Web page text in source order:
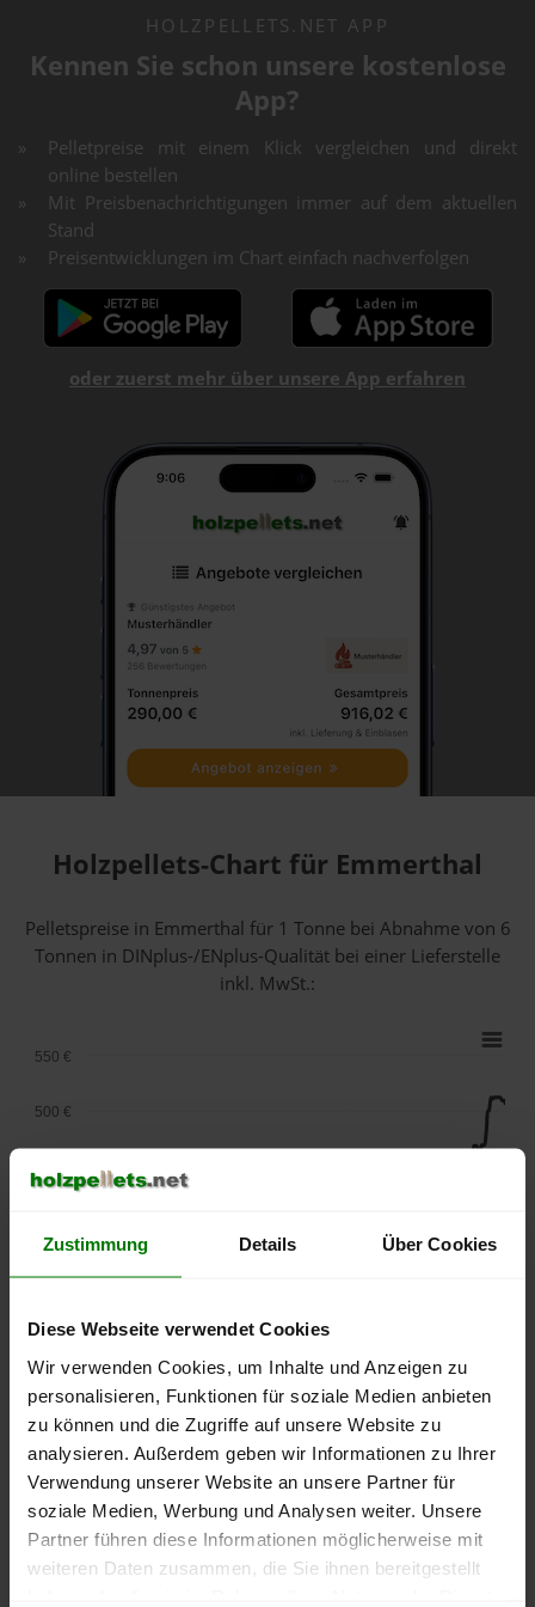
Zustimmung Details Über Cookies
Diese Webseite verwendet Cookies
Wir verwenden Cookies, um Inhalte und Anzeigen zu
personalisieren, Funktionen für soziale Medien anbieten
zu können und die Zugriffe auf unsere Website zu
analysieren. Außerdem geben wir Informationen zu Ihrer
Verwendung unserer Website an unsere Partner für
soziale Medien, Werbung und Analysen weiter. Unsere
Partner führen diese Informationen möglicherweise mit
weiteren Daten zusammen, die Sie ihnen bereitgestellt
HOLZPELLETS.NET APP
Kennen Sie schon unsere kostenlose
App?
Pelletpreise mit einem Klick vergleichen und direkt
online bestellen
Mit Preisbenachrichtigungen immer auf dem aktuellen
Stand
Preisentwicklungen im Chart einfach nachverfolgen
oder zuerst mehr über unsere App erfahren
Holzpellets-Chart für Emmerthal
Pelletspreise in Emmerthal für 1 Tonne bei Abnahmevon 6
Tonnen in DINplus-/ENplus-Qualität bei einer Lieferstelle
inkl. MwSt.:
lose Ware Sackware
September
2025
Januar
2026
Mai
2026
300 €
350 €
500 €
550 €
Die aktuelle Preisentwicklung für Holzpellets in Deutschland
können Sie jederzeit auf unsererPelletspreise-Seite
nachvollziehen.